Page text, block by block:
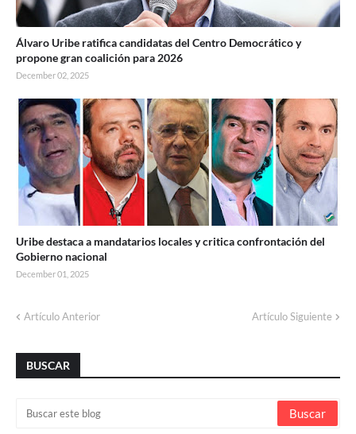
Álvaro Uribe ratifica candidatas del Centro Democrático y
propone gran coalición para 2026
December 02, 2025
Uribe destaca a mandatarios locales y critica confrontación del
Gobierno nacional
December 01, 2025
Artículo Anterior Artículo Siguiente
BUSCAR